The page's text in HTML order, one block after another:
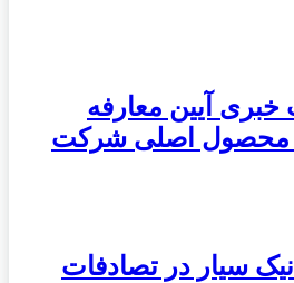
آیین معارفه
محصول اصلی شرکت
سیار در تصادفات